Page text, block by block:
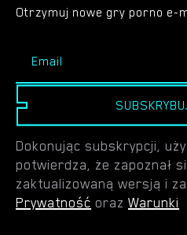
Otrzymuj nowe gry porno e-
Dokonując subskrypcji,
potwierdza, że zapoznał
zaktualizowaną wersją i
Prywatność oraz Warunki